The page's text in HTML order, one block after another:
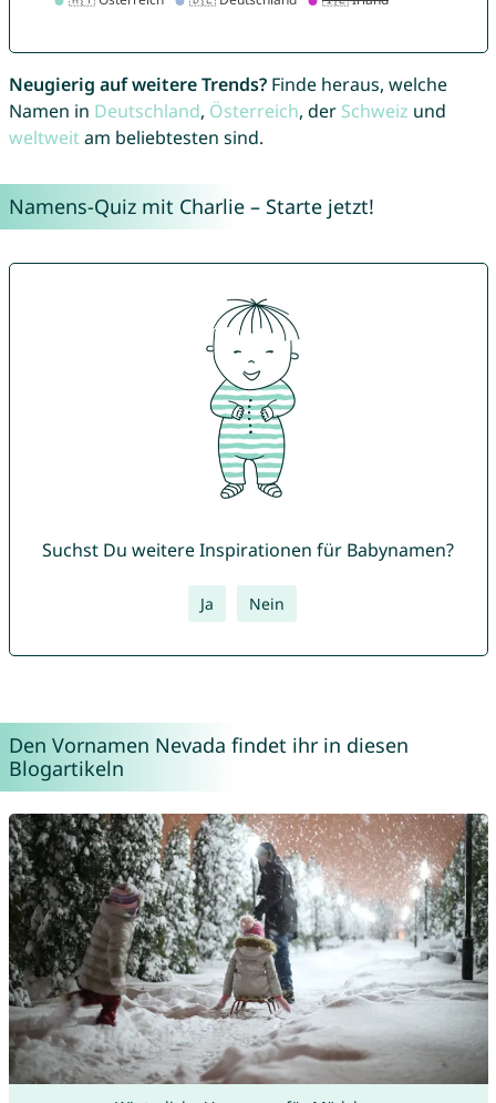
Neugierig auf weitere Trends?Finde heraus, welche
Namen in Deutschland, Österreich, der Schweiz und
weltweitam beliebtesten sind.
Namens-Quiz mit Charlie – Starte jetzt!
Suchst Du weitere Inspirationen für Babynamen?
Ja Nein
Den Vornamen Nevada findet ihr in diesen
Blogartikeln